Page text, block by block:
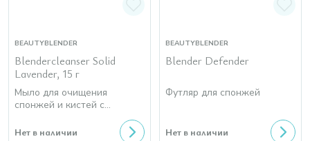
BEAUTYBLENDER
Blendercleanser Solid
Lavender, 15 г
Мыло для очищения
спонжей и кистей с
Нет в наличии
BEAUTYBLENDER
Blender Defender
Футляр для спонжей
Нет в наличии